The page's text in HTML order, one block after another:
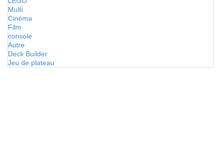
Multi
Cinéma
Film
console
Autre
Deck Builder
Jeu de plateau